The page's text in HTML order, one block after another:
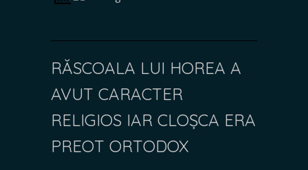
RĂSCOALA LUI HOREA A
AVUT CARACTER
RELIGIOS IAR CLOȘCA ERA
PREOT ORTODOX